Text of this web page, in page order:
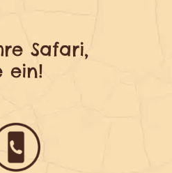
Safari,
ein!